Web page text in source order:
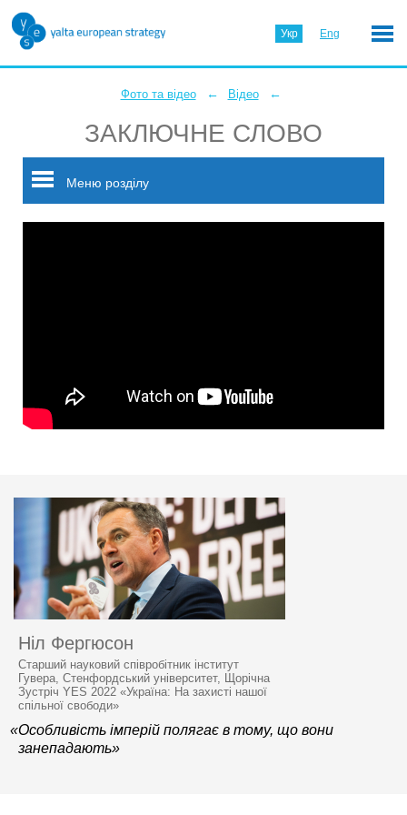
Укр Eng
Фото та відео ← Відео ←
ЗАКЛЮЧНЕ СЛОВО
Меню розділу
Ніл Фергюсон
Старший науковий співробітник інститут
Гувера, Стенфордський університет, Щорічна
Зустріч YES 2022 «Україна: На захисті нашої
спільної свободи»
«Особливість імперій полягає в тому, що вони
занепадають»